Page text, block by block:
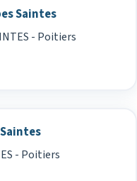
Saintes
- Poitiers
- Poitiers